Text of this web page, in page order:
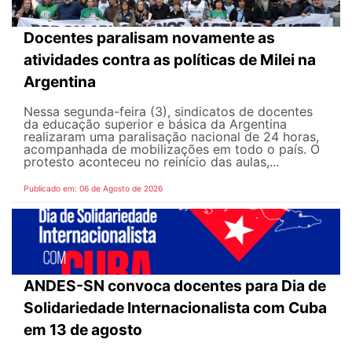
Docentes paralisam novamente as
atividades contra as políticas de Milei na
Argentina
Nessa segunda-feira (3), sindicatos de docentes
da educação superior e básica da Argentina
realizaram uma paralisação nacional de 24 horas,
acompanhada de mobilizações em todo o país. O
protesto aconteceu no reinício das aulas,...
Publicado em: 06 de Agosto de 2026
ANDES-SN convoca docentes para Dia de
Solidariedade Internacionalista com Cuba
em 13 de agosto